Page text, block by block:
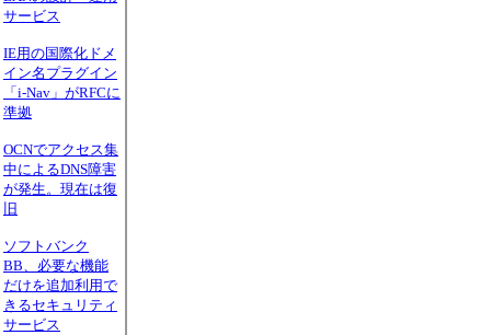
サービス
IE用の国際化ドメ
イン名プラグイン
「i-Nav」がRFCに
準拠
OCNでアクセス集
中によるDNS障害
が発生。現在は復
旧
ソフトバンク
BB、必要な機能
だけを追加利用で
きるセキュリティ
サービス